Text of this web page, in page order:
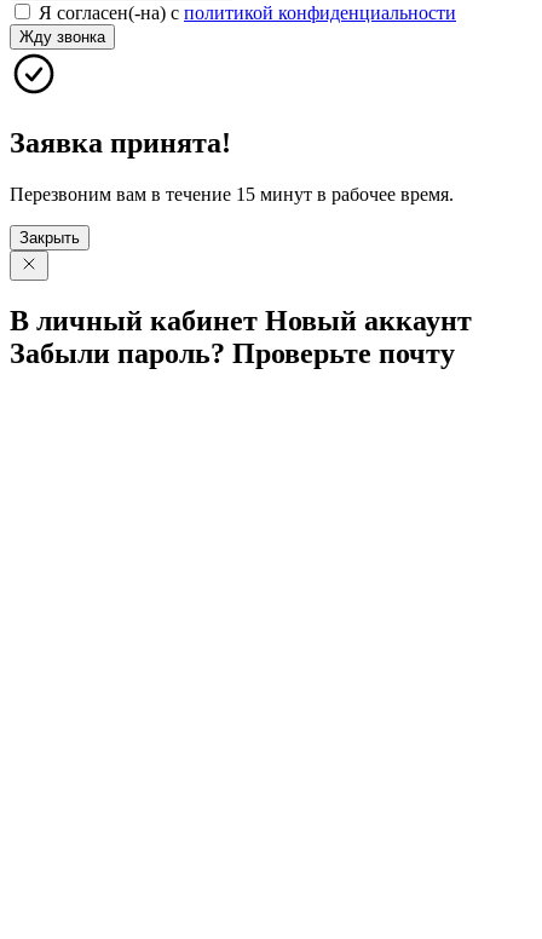
Я согласен(-на) с политикой конфиденциальности
Жду звонка
Заявка принята!
Перезвоним вам в течение 15 минут в рабочее время.
Закрыть
В личный кабинет Новый аккаунт
Забыли пароль? Проверьте почту